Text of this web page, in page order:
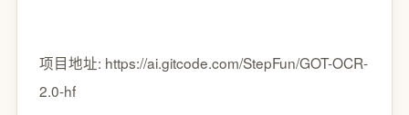
项目地址: https://ai.gitcode.com/StepFun/GOT-OCR-
2.0-hf